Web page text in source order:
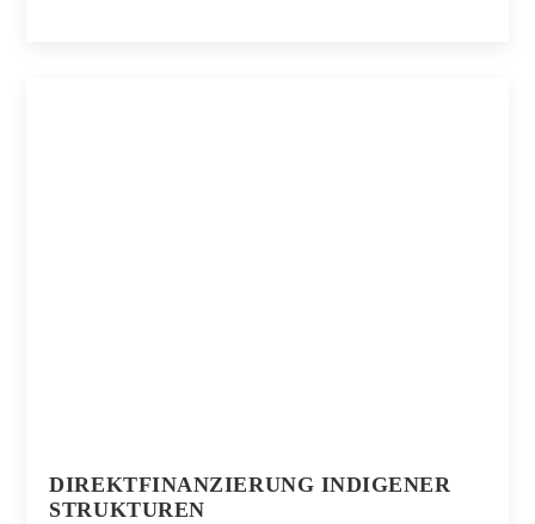
DIREKTFINANZIERUNG INDIGENER
STRUKTUREN